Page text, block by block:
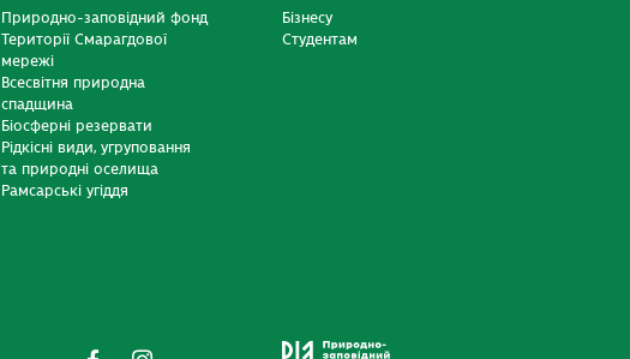
Природно-заповідний фонд
Території Смарагдової
мережі
Всесвітня природна
спадщина
Біосферні резервати
Рідкісні види, угруповання
та природні оселища
Рамсарські угіддя
Бізнесу
Студентам